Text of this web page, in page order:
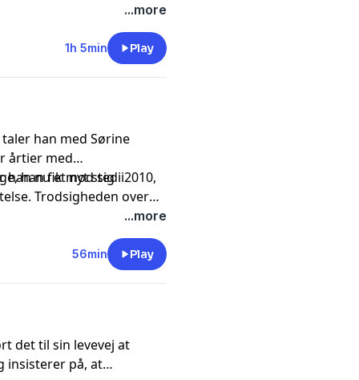
ting som at gå til
at genfinde
Marie Serup fortæller
blive adoptivmor til en
der efter døden
...more
1h 5min Play
han med Sørine
årtier med
han nu et nyt sted i
han fik mod sig i 2010,
Trodsigheden over
...more
56min Play
det til sin levevej at
insisterer på, at